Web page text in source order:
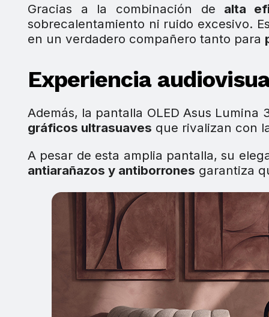
Gracias a la combinación de alta
sobrecalentamiento ni ruido excesivo.
en un verdadero compañero tanto para
Experiencia
Además, la pantalla OLED Asus
gráficos ultrasuaves que rivalizan con
A pesar de esta amplia pantalla, su
antiarañazos y antiborrones garantiza